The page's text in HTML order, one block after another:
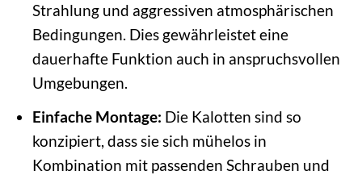
Strahlung und aggressiven atmosphärischen
Bedingungen. Dies gewährleistet eine
dauerhafte Funktion auch in anspruchsvollen
Umgebungen.
Einfache Montage: Die Kalotten sind so
konzipiert, dass sie sich mühelos in
Kombination mit passenden Schrauben und